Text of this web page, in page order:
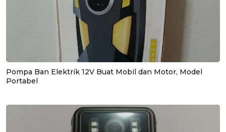
Pompa Ban Elektrik 12V Buat Mobil dan Motor, Model
Portabel